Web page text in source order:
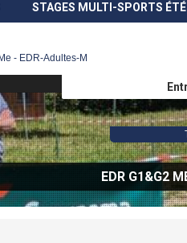
STAGES MULTI-SPORTS ÉTÉ
- EDR-Adultes-M
EDR G1&G2